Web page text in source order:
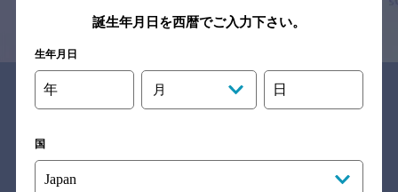
情報提供：ぐるなび
関連リンク
誕生年月日を西暦でご入力下さい。
生年月日
年 月 日
国